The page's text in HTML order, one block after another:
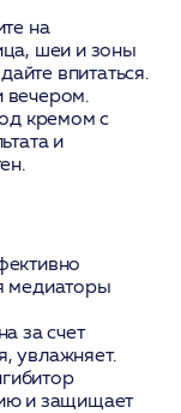
на
шеи и зоны
впитаться.
вечером.
кремом с
и
медиаторы
за счет
увлажняет.
и защищает